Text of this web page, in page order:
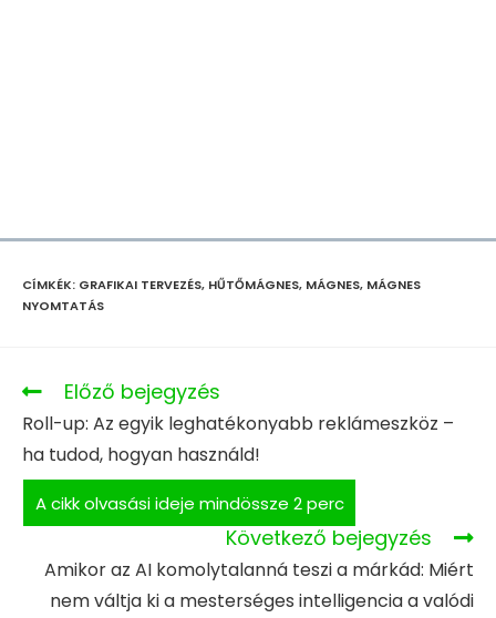
CÍMKÉK: GRAFIKAI TERVEZÉS, HŰTŐMÁGNES, MÁGNES, MÁGNES
NYOMTATÁS
Előző bejegyzés
Roll-up: Az egyik leghatékonyabb reklámeszköz –
ha tudod, hogyan használd!
Következő bejegyzés
Amikor az AI komolytalanná teszi a márkád: Miért
nem váltja ki a mesterséges intelligencia a valódi